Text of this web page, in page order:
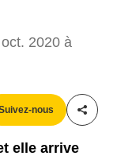
2020 à
nous
elle arrive